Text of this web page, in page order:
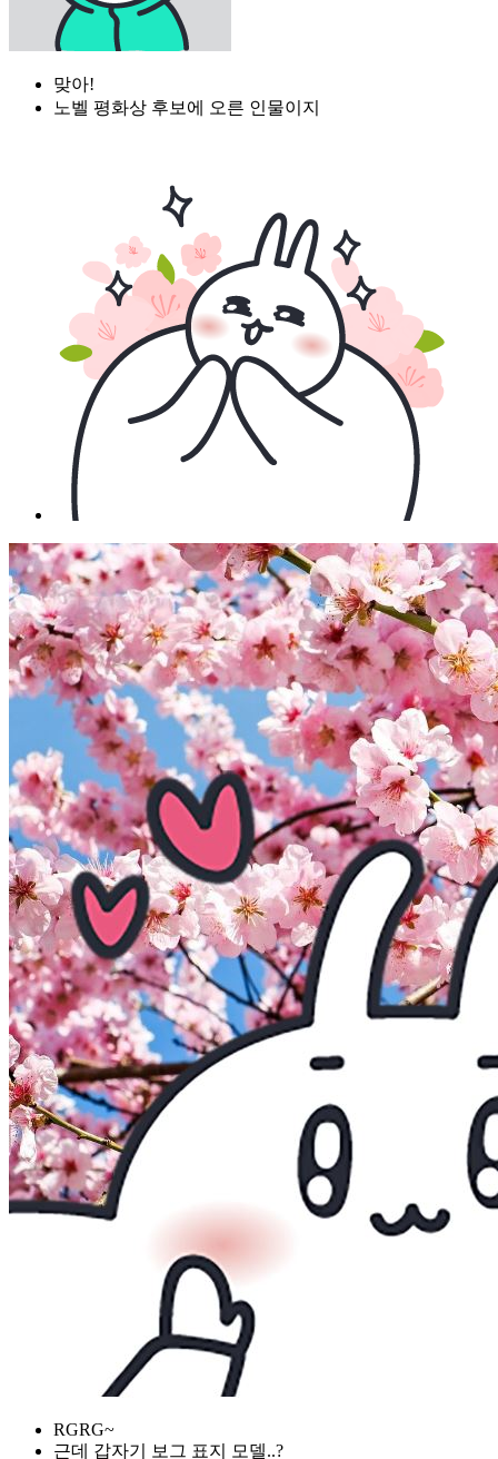
맞아!
노벨 평화상 후보에 오른 인물이지
RGRG~
근데 갑자기 보그 표지 모델..?